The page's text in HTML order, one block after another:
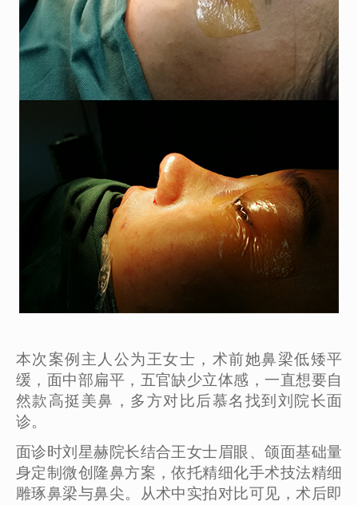
本次案例主人公为王女士，术前她鼻梁低矮平
缓，面中部扁平，五官缺少立体感，一直想要自
然款高挺美鼻，多方对比后慕名找到刘院长面
诊。
面诊时刘星赫院长结合王女士眉眼、颌面基础量
身定制微创隆鼻方案，依托精细化手术技法精细
雕琢鼻梁与鼻尖。从术中实拍对比可见，术后即